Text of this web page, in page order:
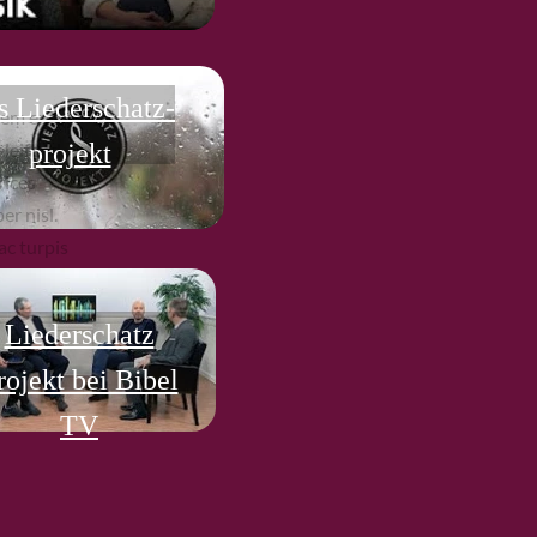
enim,
nisl.
turpis
Liederschatz
bei Bibel
TV
Liederschatz-
projekt